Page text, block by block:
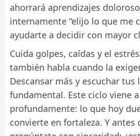
ahorrará aprendizajes
internamente “elijo lo que me
ayudarte a decidir con mayor
Cuida golpes, caídas y el
también habla cuando la
Descansar más y escuchar tus
fundamental. Este ciclo viene
profundamente: lo que hoy
convierte en fortaleza. Y antes